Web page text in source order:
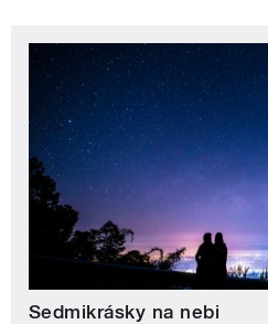
Sedmikrásky na nebi